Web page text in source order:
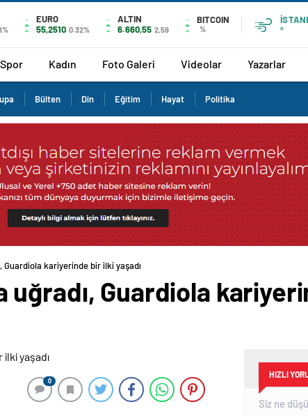
EURO
55,2510 0.32%
ALTIN
6.660,55 2,59
BITCOIN
%
°
Spor Kadın Foto Galeri Videolar Yazarlar
Bülten Din Eğitim Hayat Politika
Guardiola kariyerinde bir ilki yaşadı
uğradı, Guardiola
0
HIZLI